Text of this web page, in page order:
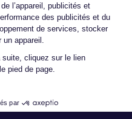
l’appareil, publicités et
des publicités et du
de services, stocker
appareil.
suite, cliquez sur le lien
pied de page.
par
Pro et l'iPhone 12
12 et l'iPhone 12 Pro
et spécifications. Bien que
en termes de design, il
qui peuvent influencer la
a unécranlégèrement plus
vous sur vos
paiement ?
l'iPhone 12 Pro
avoir passé la